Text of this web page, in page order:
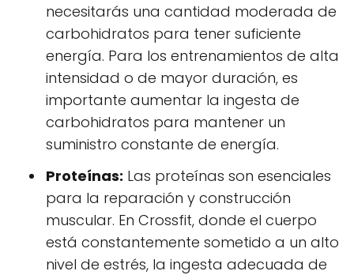
necesitarás una cantidad moderada de
carbohidratos para tener suficiente
energía. Para los entrenamientos de alta
intensidad o de mayor duración, es
importante aumentar la ingesta de
carbohidratos para mantener un
suministro constante de energía.
Proteínas: Las proteínas son esenciales
para la reparación y construcción
muscular. En Crossfit, donde el cuerpo
está constantemente sometido a un alto
nivel de estrés, la ingesta adecuada de